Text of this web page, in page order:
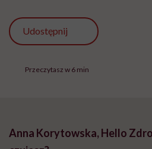
Udostępnij
Przeczytasz w 6 min
Anna Korytowska, Hello